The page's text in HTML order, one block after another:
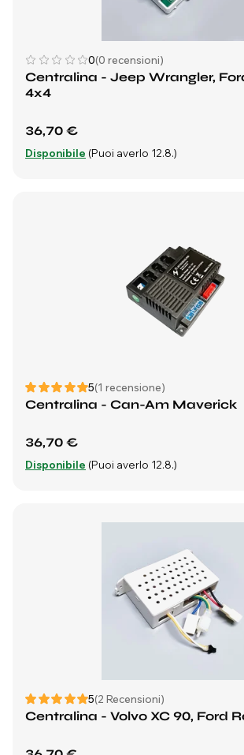
0(0 recensioni)
Centralina - Jeep Wrangler,
4x4
36,70 €
Disponibile (Puoi averlo 12.8.)
5(1 recensione)
Centralina - Can-Am Maverick
36,70 €
Disponibile (Puoi averlo 12.8.)
5(2 Recensioni)
Centralina - Volvo XC 90, Ford